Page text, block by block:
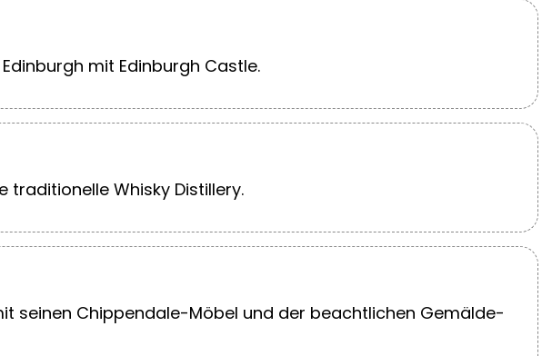
mit Edinburgh Castle.
traditionelle Whisky Distillery.
seinen Chippendale-Möbel und der beachtlichen Gemälde-